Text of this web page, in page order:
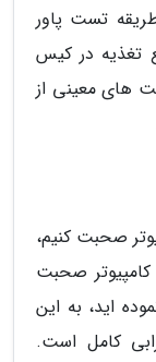
تست پاور
تغذیه در کیس
های معینی از
صحبت کنیم،
کامپیوتر صحبت
اید، به این
کامل است.